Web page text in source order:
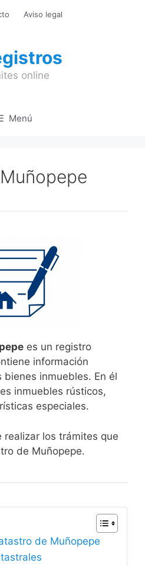
Aviso legal
online
Menú
es un registro
información
inmuebles. En él
inmuebles rústicos,
especiales.
realizar los trámites que
de Muñopepe.
de Muñopepe